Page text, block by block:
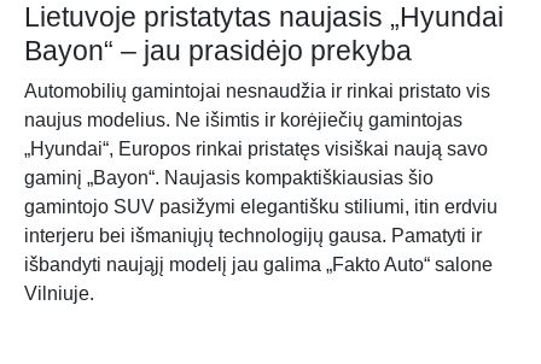
Lietuvoje pristatytas naujasis „Hyundai
Bayon“ – jau prasidėjo prekyba
Automobilių gamintojai nesnaudžia ir rinkai pristato vis
naujus modelius. Ne išimtis ir korėjiečių gamintojas
„Hyundai“, Europos rinkai pristatęs visiškai naują savo
gaminį „Bayon“. Naujasis kompaktiškiausias šio
gamintojo SUV pasižymi elegantišku stiliumi, itin erdviu
interjeru bei išmaniųjų technologijų gausa. Pamatyti ir
išbandyti naująjį modelį jau galima „Fakto Auto“ salone
Vilniuje.